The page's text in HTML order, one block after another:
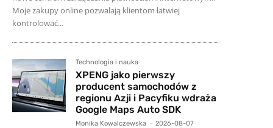
Moje zakupy online pozwalają klientom łatwiej
kontrolować...
Technologia i nauka
XPENG jako pierwszy
producent samochodów z
regionu Azji i Pacyfiku wdraża
Google Maps Auto SDK
Monika Kowalczewska - 2026-08-07